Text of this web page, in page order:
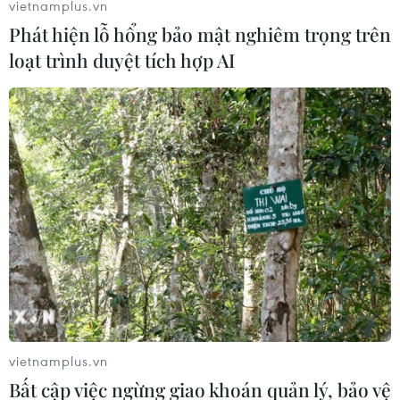
#Xuất khẩu thủy sản
#Ngành thủy sản
#Nguồn nguyên liệu
#Cá tra #Cá ngừ đại dương
Theo dõi VietnamPlus
TIN LIÊN QUAN
vietnamplus.vn
Phát hiện lỗ hổng bảo mật nghiêm trọng trên
loạt trình duyệt tích hợp AI
vietnamplus.vn
Bất cập việc ngừng giao khoán quản lý, bảo vệ